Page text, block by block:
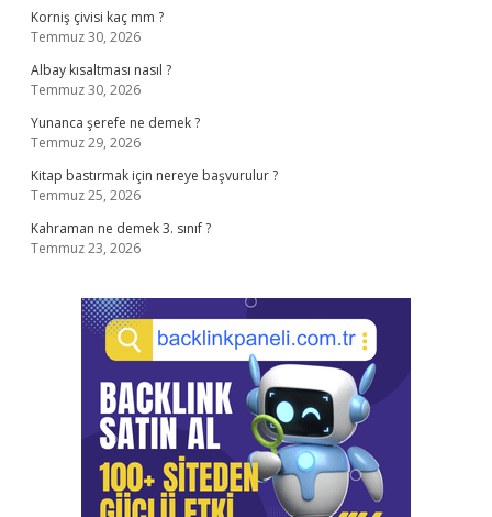
Korniş çivisi kaç mm ?
Temmuz 30, 2026
Albay kısaltması nasıl ?
Temmuz 30, 2026
Yunanca şerefe ne demek ?
Temmuz 29, 2026
Kitap bastırmak için nereye başvurulur ?
Temmuz 25, 2026
Kahraman ne demek 3. sınıf ?
Temmuz 23, 2026